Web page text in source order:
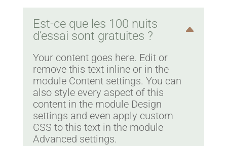
Est-ce que les 100 nuits
d’essai sont gratuites ?
Your content goes here. Edit or
remove this text inline or in the
module Content settings. You can
also style every aspect of this
content in the module Design
settings and even apply custom
CSS to this text in the module
Advanced settings.